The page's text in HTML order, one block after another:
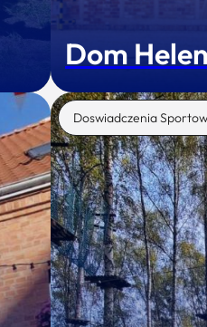
Dom
Doswiadczenia